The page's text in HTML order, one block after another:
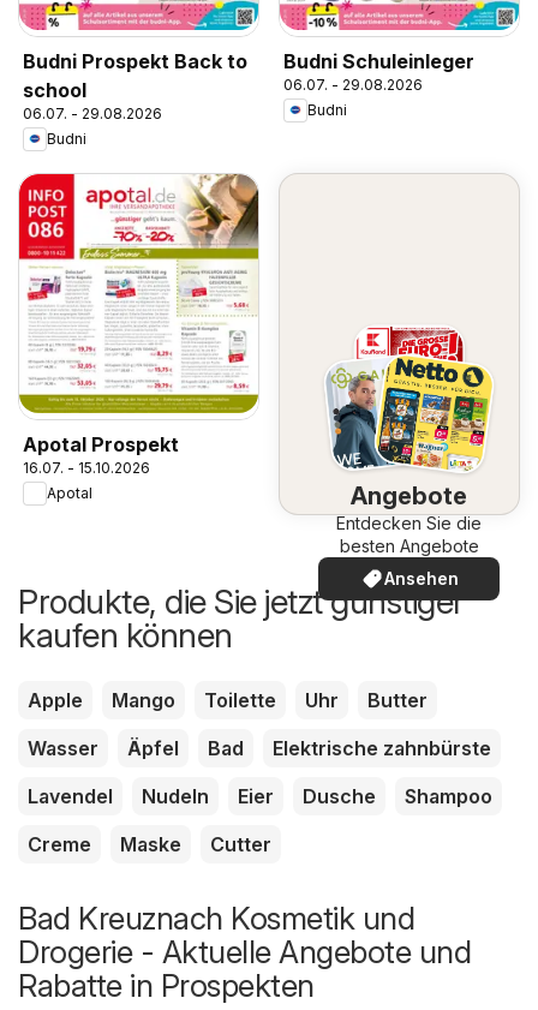
Budni Prospekt Back to
school
06.07. - 29.08.2026
Budni
Budni Schuleinleger
06.07. - 29.08.2026
Budni
Apotal Prospekt
16.07. - 15.10.2026
Apotal
Angebote
Entdecken Sie die
besten Angebote
Ansehen
Produkte, die Sie jetzt günstiger
kaufen können
Apple Mango Toilette Uhr
Butter
Wasser
Äpfel Bad
Elektrische zahnbürste
Lavendel
Nudeln Eier Dusche
Shampoo
Creme
Maske Cutter
Bad Kreuznach Kosmetik und
Drogerie - Aktuelle Angebote und
Rabatte in Prospekten